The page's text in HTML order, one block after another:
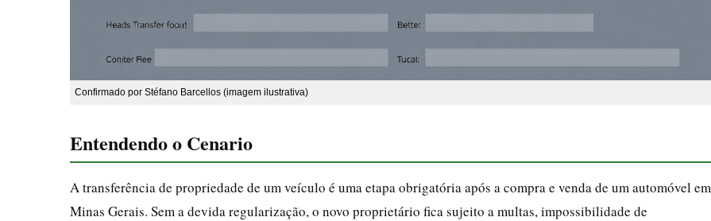
Confirmado por Stéfano Barcellos (imagem ilustrativa)
Entendendo o Cenario
A transferência de propriedade de um veículo é uma etapa obrigatória após a compra e venda de um automóvel em
Minas Gerais. Sem a devida regularização, o novo proprietário fica sujeito a multas, impossibilidade de